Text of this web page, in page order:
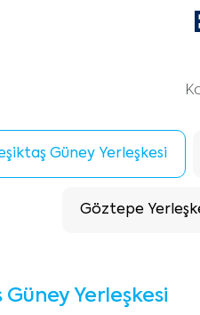
Güney Yerleşkesi
Göztepe
Güney Yerleşkesi